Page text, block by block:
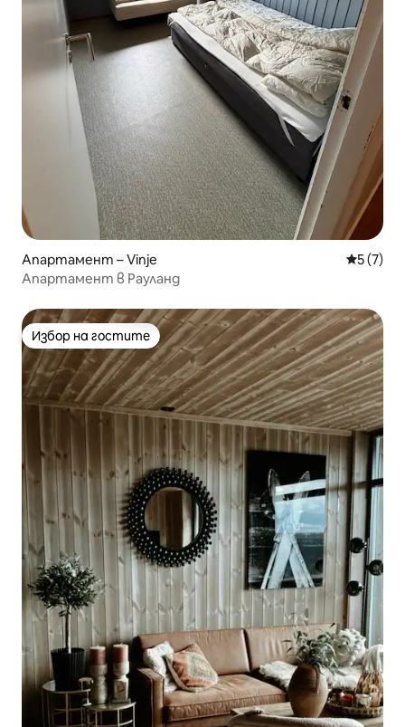
Апартамент – Vinje Средна
5 (7)
Апартамент в Рауланд
Избор на гостите
Избор на гостите